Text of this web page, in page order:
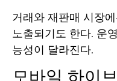
거래와 재판매 시장
노출되기도 한다. 운
능성이 달라진다.
모바일 하이